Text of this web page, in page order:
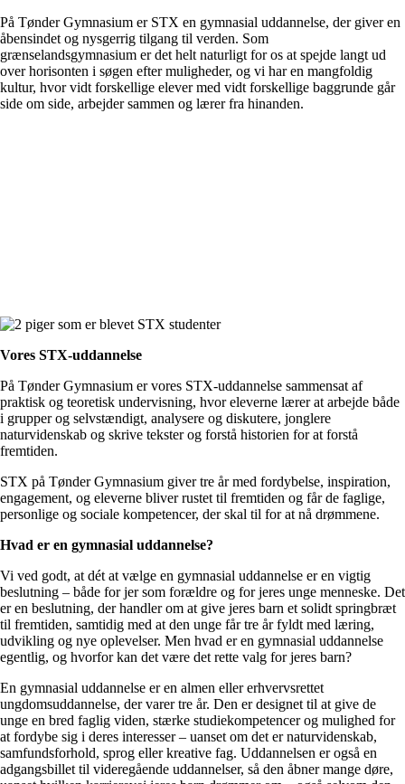
På Tønder Gymnasium er STX en gymnasial uddannelse, der giver en
åbensindet og nysgerrig tilgang til verden. Som
grænselandsgymnasium er det helt naturligt for os at spejde langt ud
over horisonten i søgen efter muligheder, og vi har en mangfoldig
kultur, hvor vidt forskellige elever med vidt forskellige baggrunde går
side om side, arbejder sammen og lærer fra hinanden.
Vores STX-uddannelse
På Tønder Gymnasium er vores STX-uddannelse sammensat af
praktisk og teoretisk undervisning, hvor eleverne lærer at arbejde både
i grupper og selvstændigt, analysere og diskutere, jonglere
naturvidenskab og skrive tekster og forstå historien for at forstå
fremtiden.
STX på Tønder Gymnasium giver tre år med fordybelse, inspiration,
engagement, og eleverne bliver rustet til fremtiden og får de faglige,
personlige og sociale kompetencer, der skal til for at nå drømmene.
Hvad er en gymnasial uddannelse?
Vi ved godt, at dét at vælge en gymnasial uddannelse er en vigtig
beslutning – både for jer som forældre og for jeres unge menneske. Det
er en beslutning, der handler om at give jeres barn et solidt springbræt
til fremtiden, samtidig med at den unge får tre år fyldt med læring,
udvikling og nye oplevelser. Men hvad er en gymnasial uddannelse
egentlig, og hvorfor kan det være det rette valg for jeres barn?
En gymnasial uddannelse er en almen eller erhvervsrettet
ungdomsuddannelse, der varer tre år. Den er designet til at give de
unge en bred faglig viden, stærke studiekompetencer og mulighed for
at fordybe sig i deres interesser – uanset om det er naturvidenskab,
samfundsforhold, sprog eller kreative fag. Uddannelsen er også en
adgangsbillet til videregående uddannelser, så den åbner mange døre,